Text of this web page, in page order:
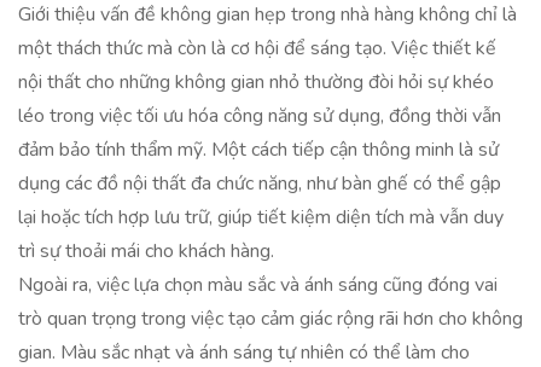
Giới thiệu vấn đề không gian hẹp trong nhà hàng không chỉ là
một thách thức mà còn là cơ hội để sáng tạo. Việc thiết kế
nội thất cho những không gian nhỏ thường đòi hỏi sự khéo
léo trong việc tối ưu hóa công năng sử dụng, đồng thời vẫn
đảm bảo tính thẩm mỹ. Một cách tiếp cận thông minh là sử
dụng các đồ nội thất đa chức năng, như bàn ghế có thể gập
lại hoặc tích hợp lưu trữ, giúp tiết kiệm diện tích mà vẫn duy
trì sự thoải mái cho khách hàng.
Ngoài ra, việc lựa chọn màu sắc và ánh sáng cũng đóng vai
trò quan trọng trong việc tạo cảm giác rộng rãi hơn cho không
gian. Màu sắc nhạt và ánh sáng tự nhiên có thể làm cho